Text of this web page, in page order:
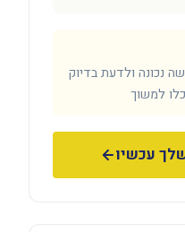
פרישה נכונה ולדעת בדיוק
למשוך
עכשיו